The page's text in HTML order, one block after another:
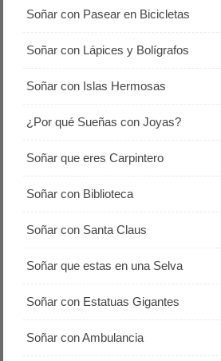
Soñar con Pasear en Bicicletas
Soñar con Lápices y Bolígrafos
Soñar con Islas Hermosas
¿Por qué Sueñas con Joyas?
Soñar que eres Carpintero
Soñar con Biblioteca
Soñar con Santa Claus
Soñar que estas en una Selva
Soñar con Estatuas Gigantes
Soñar con Ambulancia